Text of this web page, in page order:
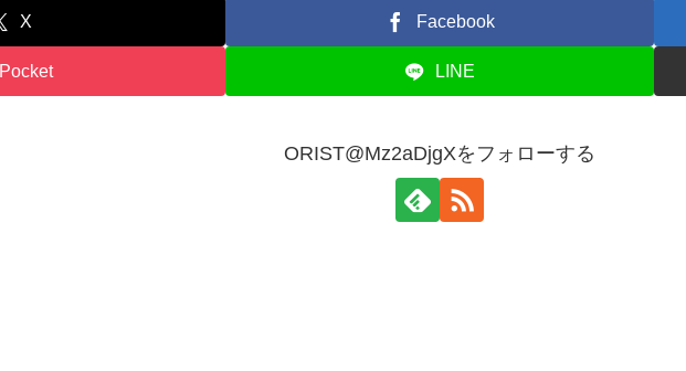
X Facebook
Pocket LINE
ORIST@Mz2aDjgXをフォローする